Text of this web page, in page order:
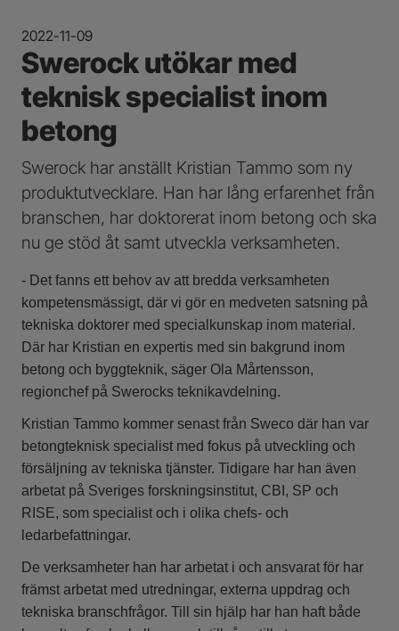
2022-11-09
Swerock utökar med
teknisk specialist inom
betong
Swerock har anställt Kristian Tammo som ny
produktutvecklare. Han har lång erfarenhet från
branschen, har doktorerat inom betong och ska
nu ge stöd åt samt utveckla verksamheten.
- Det fanns ett behov av att bredda verksamheten
kompetensmässigt, där vi gör en medveten satsning på
tekniska doktorer med specialkunskap inom material.
Där har Kristian en expertis med sin bakgrund inom
betong och byggteknik, säger Ola Mårtensson,
regionchef på Swerocks teknikavdelning.
Kristian Tammo kommer senast från Sweco där han var
betongteknisk specialist med fokus på utveckling och
försäljning av tekniska tjänster. Tidigare har han även
arbetat på Sveriges forskningsinstitut, CBI, SP och
RISE, som specialist och i olika chefs- och
ledarbefattningar.
De verksamheter han har arbetat i och ansvarat för har
främst arbetat med utredningar, externa uppdrag och
tekniska branschfrågor. Till sin hjälp har han haft både